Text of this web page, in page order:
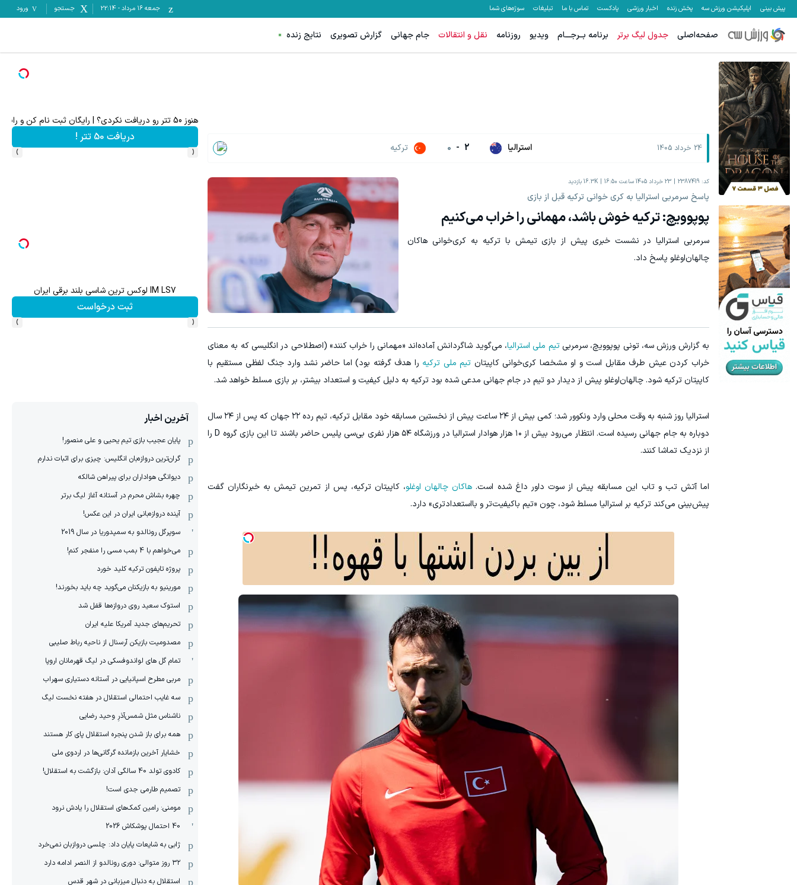
پیش بینی اپلیکیشن ورزش سه پخش زنده اخبار ورزشی پادکست تماس با ما تبلیغات سوژه‌های شما جمعه ۱۶ مرداد -
22:14 جستجو ورود
صفحه‌اصلی جدول لیگ برتر برنامه بــرجـــام ویدیو روزنامه نقل و انتقالات جام جهانی گزارش تصویری نتایج زنده
24 خرداد 1405 استرالیا 2
-
0 ترکیه
کد: 2387419 23 خرداد 1405 ساعت 16:50 16.3K بازدید
پاسخ سرمربی استرالیا به کری خوانی ترکیه قبل از بازی
پوپوویچ: ترکیه خوش باشد، مهمانی را خراب می‌کنیم
سرمربی استرالیا در نشست خبری پیش از بازی تیمش با ترکیه به کری‌خوانی هاکان
چالهان‌اوغلو پاسخ داد.
به گزارش ورزش سه، تونی پوپوویچ، سرمربیتیم ملی استرالیا، می‌گوید شاگردانش آماده‌اند «مهمانی را خراب کنند» (اصطلاحی در انگلیسی که به معنای
خراب کردن عیش طرف مقابل است و او مشخصا کری‌خوانی کاپیتان تیم ملی ترکیه را هدف گرفته بود) اما حاضر نشد وارد جنگ لفظی مستقیم با
کاپیتان ترکیه شود. چالهان‌اوغلو پیش از دیدار دو تیم در جام جهانی مدعی شده بود ترکیه به دلیل کیفیت و استعداد بیشتر، بر بازی مسلط خواهد شد.
استرالیا روز شنبه به وقت محلی وارد ونکوور شد؛ کمی بیش از ۲۴ ساعت پیش از نخستین مسابقه خود مقابل ترکیه، تیم رده ۲۲ جهان که پس از ۲۴ سال
دوباره به جام جهانی رسیده است. انتظار می‌رود بیش از ۱۰ هزار هوادار استرالیا در ورزشگاه ۵۴ هزار نفری بی‌سی پلیس حاضر باشند تا این بازی گروه D را
از نزدیک تماشا کنند.
اما آتش تب و تاب این مسابقه پیش از سوت داور داغ شده است. هاکان چالهان اوغلو، کاپیتان ترکیه، پس از تمرین تیمش به خبرنگاران گفت
پیش‌بینی می‌کند ترکیه بر استرالیا مسلط شود، چون «تیم باکیفیت‌تر و بااستعدادتری» دارد.
10 میلیون سپرده کن، 20 میلیون بردار🔥😍
شرکت در جشنواره
‹
›
سرمایه‌اتو توی مدت کم دو برابر کن! (جشنواره ویژه زاگرس)🔥
شرکت در جشنواره
با شرکت در جشنواره زاگرس، دو برابر سپرده
شرکت در جشنواره
‹
›
آخرین اخبار
پایان عجیب بازی تیم یحیی و علی منصور!
گران‌ترین دروازه‌بان انگلیس: چیزی برای اثبات ندارم
دیوانگی هواداران برای پیراهن شالکه
چهره بشاش محرم در آستانه آغاز لیگ برتر
آینده دروازه‌بانی ایران در این عکس!
سوپرگل رونالدو به سمپدوریا در سال 2019
می‌خواهم با 4 بمب مسی را منفجر کنم!
پروژه تایفون ترکیه کلید خورد
مورینیو به بازیکنان می‌گوید چه باید بخورند!
استوک سعید روی دروازه‌ها قفل شد
تحریم‌های جدید آمریکا علیه ایران
مصدومیت بازیکن آرسنال از ناحیه رباط صلیبی
تمام گل های لواندوفسکی در لیگ قهرمانان اروپا
مربی مطرح اسپانیایی در آستانه دستیاری سهراب
سه غایب احتمالی استقلال در هفته نخست لیگ
ناشناس مثل شمس‌آذرِ وحید رضایی
همه برای باز شدن پنجره استقلال پای کار هستند
خشایار آخرین بازمانده گرگانی‌ها در اردوی ملی
کادوی تولد 40 سالگی آدان: بازگشت به استقلال!
تصمیم طارمی جدی است!
مومنی: رامین کمک‌های استقلال را یادش نرود
40 احتمال پوشکاش 2026
ژابی به شایعات پایان داد: چلسی دروازبان نمی‌خرد
۳۲ روز متوالی: دوری رونالدو از النصر ادامه دارد
استقلال به دنبال میزبانی در شهر قدس